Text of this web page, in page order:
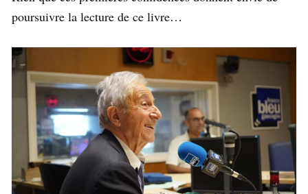
poursuivre la lecture de ce livre…